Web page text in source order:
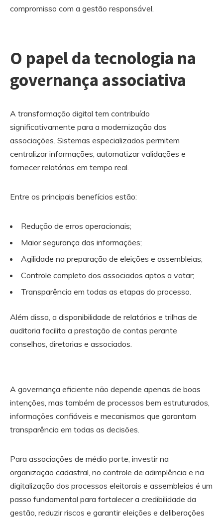
compromisso com a gestão responsável.
O papel da tecnologia na
governança associativa
A transformação digital tem contribuído
significativamente para a modernização das
associações. Sistemas especializados permitem
centralizar informações, automatizar validações e
fornecer relatórios em tempo real.
Entre os principais benefícios estão:
Redução de erros operacionais;
Maior segurança das informações;
Agilidade na preparação de eleições e assembleias;
Controle completo dos associados aptos a votar;
Transparência em todas as etapas do processo.
Além disso, a disponibilidade de relatórios e trilhas de
auditoria facilita a prestação de contas perante
conselhos, diretorias e associados.
A governança eficiente não depende apenas de boas
intenções, mas também de processos bem estruturados,
informações confiáveis e mecanismos que garantam
transparência em todas as decisões.
Para associações de médio porte, investir na
organização cadastral, no controle de adimplência e na
digitalização dos processos eleitorais e assembleias é um
passo fundamental para fortalecer a credibilidade da
gestão, reduzir riscos e garantir eleições e deliberações